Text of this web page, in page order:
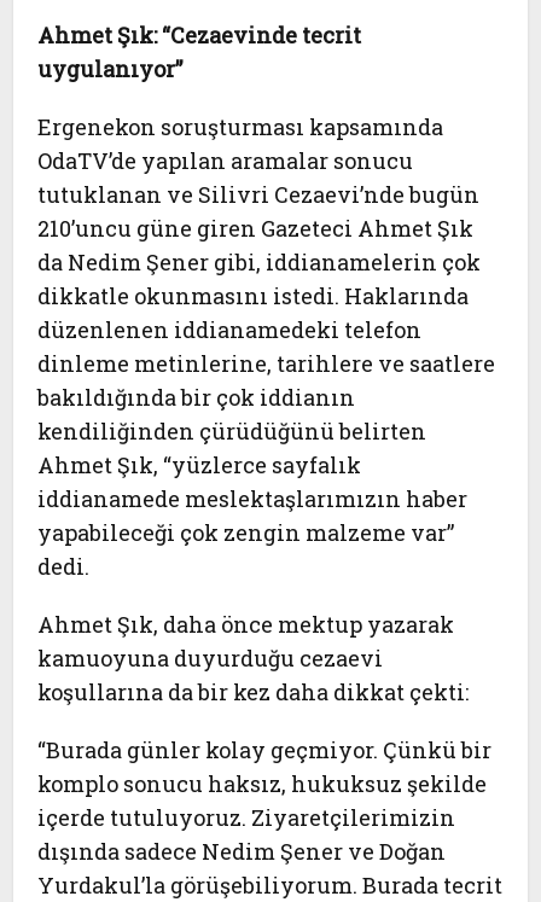
Ahmet Şık: “Cezaevinde tecrit
uygulanıyor”
Ergenekon soruşturması kapsamında
OdaTV’de yapılan aramalar sonucu
tutuklanan ve Silivri Cezaevi’nde bugün
210’uncu güne giren Gazeteci Ahmet Şık
da Nedim Şener gibi, iddianamelerin çok
dikkatle okunmasını istedi. Haklarında
düzenlenen iddianamedeki telefon
dinleme metinlerine, tarihlere ve saatlere
bakıldığında bir çok iddianın
kendiliğinden çürüdüğünü belirten
Ahmet Şık, “yüzlerce sayfalık
iddianamede meslektaşlarımızın haber
yapabileceği çok zengin malzeme var”
dedi.
Ahmet Şık, daha önce mektup yazarak
kamuoyuna duyurduğu cezaevi
koşullarına da bir kez daha dikkat çekti:
“Burada günler kolay geçmiyor. Çünkü bir
komplo sonucu haksız, hukuksuz şekilde
içerde tutuluyoruz. Ziyaretçilerimizin
dışında sadece Nedim Şener ve Doğan
Yurdakul’la görüşebiliyorum. Burada tecrit